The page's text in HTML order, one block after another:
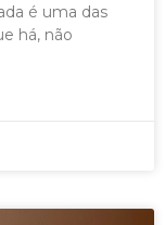
é uma das
há, não